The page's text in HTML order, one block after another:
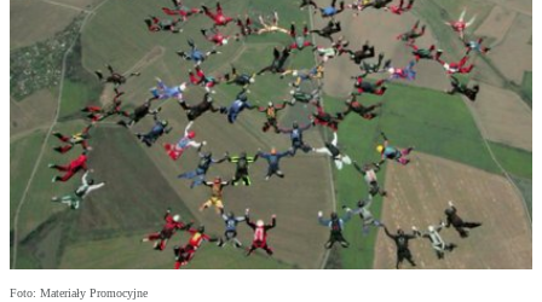
Foto: Materiały Promocyjne